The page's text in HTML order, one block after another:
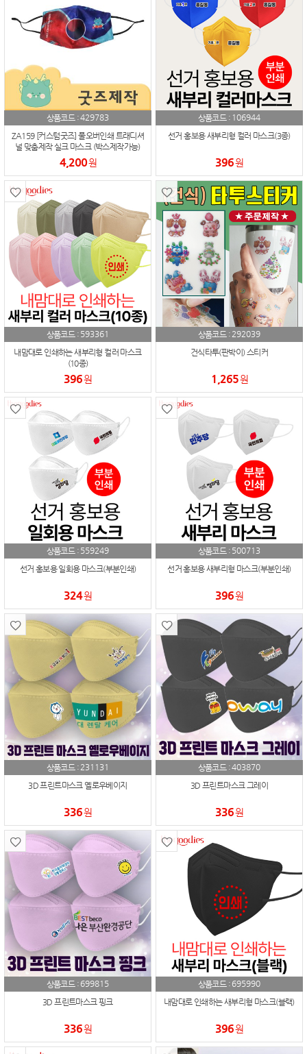
상품코드 :429783
ZA159 [커스텀굿즈] 풀오버인쇄 트래디셔
널 맞춤제작 실크 마스크 (박스제작가능)
4,200원
상품코드 : 106944
선거 홍보용 새부리형 컬러 마스크(3종)
396원
상품코드 : 593361
내맘대로 인쇄하는 새부리형 컬러 마스크
(10종)
396원
상품코드 :292039
건식타투(판박이) 스티커
1,265원
상품코드 : 559249
선거 홍보용 일회용 마스크(부분인쇄)
324원
상품코드 : 500713
선거 홍보용 새부리형 마스크(부분인쇄)
396원
상품코드 :231131
3D 프린트마스크 옐로우베이지
336원
상품코드 :403870
3D 프린트마스크 그레이
336원
상품코드 : 699815
3D 프린트마스크 핑크
336원
상품코드 : 695990
내맘대로 인쇄하는 새부리형 마스크(블랙)
396원